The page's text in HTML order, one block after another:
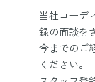
当社コーデ
録の面談を
今までのご
ください。